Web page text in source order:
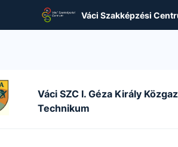
Váci Szakképzési
Váci SZC I. Géza Király
Technikum